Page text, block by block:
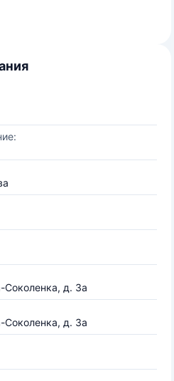
Соколенка, д. 3а
Соколенка, д. 3а